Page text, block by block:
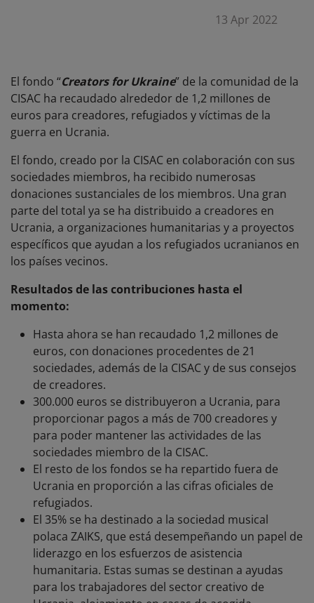
13 Apr 2022
El fondo “Creators for Ukraine” de la comunidad de la
CISAC ha recaudado alrededor de 1,2 millones de
euros para creadores, refugiados y víctimas de la
guerra en Ucrania.
El fondo, creado por la CISAC en colaboración con sus
sociedades miembros, ha recibido numerosas
donaciones sustanciales de los miembros. Una gran
parte del total ya se ha distribuido a creadores en
Ucrania, a organizaciones humanitarias y a proyectos
específicos que ayudan a los refugiados ucranianos en
los países vecinos.
Resultados de las contribuciones hasta el
momento:
Hasta ahora se han recaudado 1,2 millones de
euros, con donaciones procedentes de 21
sociedades, además de la CISAC y de sus consejos
de creadores.
300.000 euros se distribuyeron a Ucrania, para
proporcionar pagos a más de 700 creadores y
para poder mantener las actividades de las
sociedades miembro de la CISAC.
El resto de los fondos se ha repartido fuera de
Ucrania en proporción a las cifras oficiales de
refugiados.
El 35% se ha destinado a la sociedad musical
polaca ZAIKS, que está desempeñando un papel de
liderazgo en los esfuerzos de asistencia
humanitaria. Estas sumas se destinan a ayudas
para los trabajadores del sector creativo de